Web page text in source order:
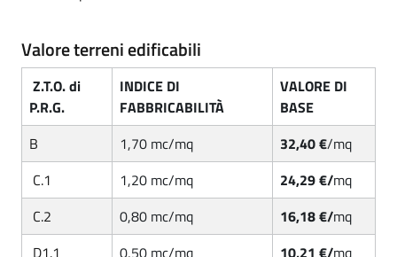
Valore terreni edificabili
Z.T.O. di
P.R.G.
INDICE DI
FABBRICABILITÀ
VALORE DI
BASE
B
1,70 mc/mq 32,40 €/mq
C.1
1,20 mc/mq 24,29 €/mq
C.2
0,80 mc/mq 16,18 €/mq
D1.1
0,50 mc/mq 10,21 €/mq